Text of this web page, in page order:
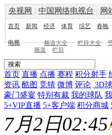
央视网 | 中国网络电视台 | 网
首页 新闻 经济 体育 综艺 春晚
电视 频道大全 栏目大全
频道
栏目
首页 直播 点播 赛程 积分射手
资讯 酷图 竞猜 微博 评论 3D
豪门盛宴 特别有裁 我的球队
5+VIP直播 5+客户端 积分商城
7月2日02:45